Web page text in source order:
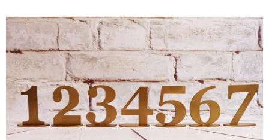
0,0
z
5
hviezdičiek.